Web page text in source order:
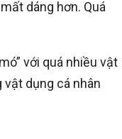
dáng hơn. Quá
với quá nhiều vật
dụng cá nhân